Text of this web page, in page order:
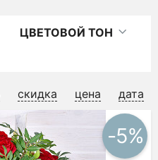
скидка цена дата
-5%
ЦВЕТОВОЙ ТОН